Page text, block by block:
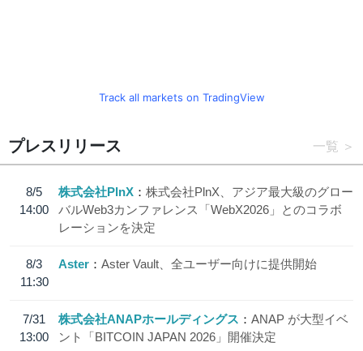
Track all markets on TradingView
プレスリリース 一覧
8/5
14:00
株式会社PlnX
株式会社PlnX、アジア最大級のグロー
バルWeb3カンファレンス「WebX2026」とのコラボ
レーションを決定
8/3
11:30
Aster Aster Vault、全ユーザー向けに提供開始
7/31
13:00
株式会社ANAPホールディングス
ANAP が大型イベ
ント「BITCOIN JAPAN 2026」開催決定